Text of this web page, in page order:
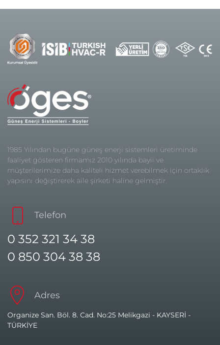
1985 Yılından bugüne güneş enerji sistemleri üretiminde
faaliyet gösteren firmamız 2010 yılında bayii ve
müşterilerimize daha kaliteli hizmet verebilmek için ortaklık
yapısını değiştirerek aile şirketi haline gelmiştir.
Telefon
0 352 321 34 38
0 850 304 38 38
Adres
Organize San. Böl. 8. Cad. No:25 Melikgazi - KAYSERİ -
TÜRKİYE